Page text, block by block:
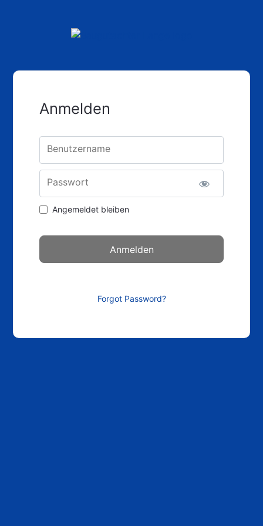
Anmelden
Benutzername
Passwort
Angemeldet bleiben
Forgot Password?